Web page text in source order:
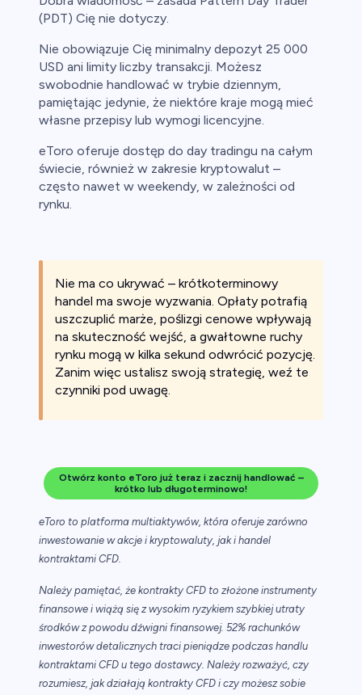
(PDT) Cię nie dotyczy.
Nie obowiązuje Cię minimalny depozyt 25 000
USD ani limity liczby transakcji. Możesz
swobodnie handlować w trybie dziennym,
pamiętając jedynie, że niektóre kraje mogą mieć
własne przepisy lub wymogi licencyjne.
eToro oferuje dostęp do day tradingu na całym
świecie, również w zakresie kryptowalut –
często nawet w weekendy, w zależności od
rynku.
Nie ma co ukrywać – krótkoterminowy
handel ma swoje wyzwania. Opłaty potrafią
uszczuplić marże, poślizgi cenowe wpływają
na skuteczność wejść, a gwałtowne ruchy
rynku mogą w kilka sekund odwrócić pozycję.
Zanim więc ustalisz swoją strategię, weź te
czynniki pod uwagę.
Otwórz konto eToro już teraz i zacznij handlować –
krótko lub długoterminowo!
eToro to platforma multiaktywów, która oferuje zarówno
inwestowanie w akcje i kryptowaluty, jak i handel
kontraktami CFD.
Należy pamiętać, że kontrakty CFD to złożone instrumenty
finansowe i wiążą się z wysokim ryzykiem szybkiej utraty
środków z powodu dźwigni finansowej. 52% rachunków
inwestorów detalicznych traci pieniądze podczas handlu
kontraktami CFD u tego dostawcy. Należy rozważyć, czy
rozumiesz, jak działają kontrakty CFD i czy możesz sobie